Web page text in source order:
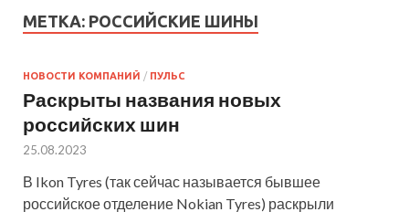
МЕТКА: РОССИЙСКИЕ ШИНЫ
НОВОСТИ КОМПАНИЙ / ПУЛЬС
Раскрыты названия новых
российских шин
25.08.2023
В Ikon Tyres (так сейчас называется бывшее
российское отделение Nokian Tyres) раскрыли